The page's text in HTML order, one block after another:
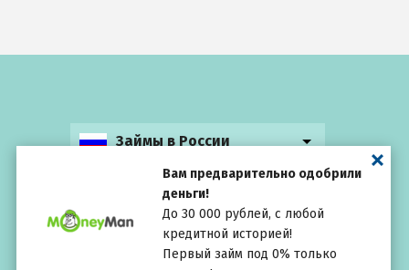
Вам предварительно одобрили
деньги!
До 30 000 рублей, с любой
кредитной историей!
Первый займ под 0% только
Займы в России
Выбирай
внимательно